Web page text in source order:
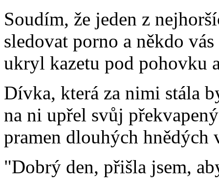
Soudím, že jeden z
sledovat porno a někdo
ukryl kazetu pod pohovku
Dívka, která za nimi stála
na ni upřel svůj
pramen dlouhých hnědých
"Dobrý den, přišla jsem,